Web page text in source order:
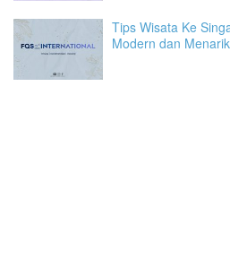
Tips Wisata Ke
Modern dan Menarik